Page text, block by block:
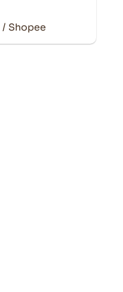
/ Shopee